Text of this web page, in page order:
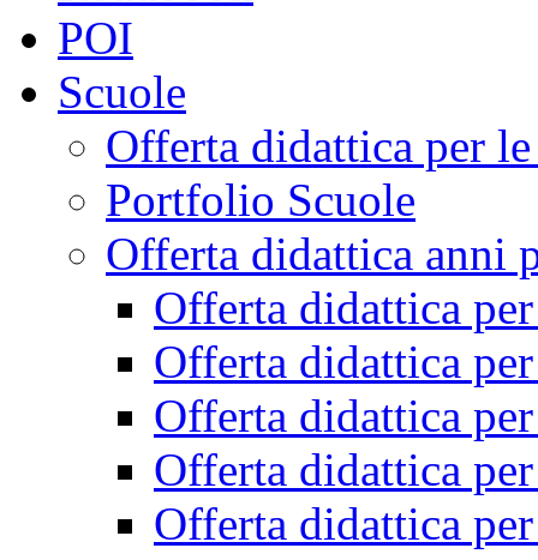
POI
Scuole
Offerta didattica per
Portfolio Scuole
Offerta didattica anni
Offerta didattica
Offerta didattica
Offerta didattica
Offerta didattica
Offerta didattica